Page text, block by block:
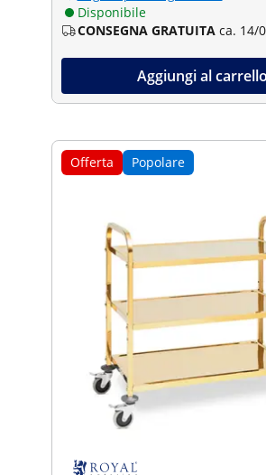
Disponibile
CONSEGNA GRATUITA ca. 14/
Aggiungi al carrello
Offerta Popolare